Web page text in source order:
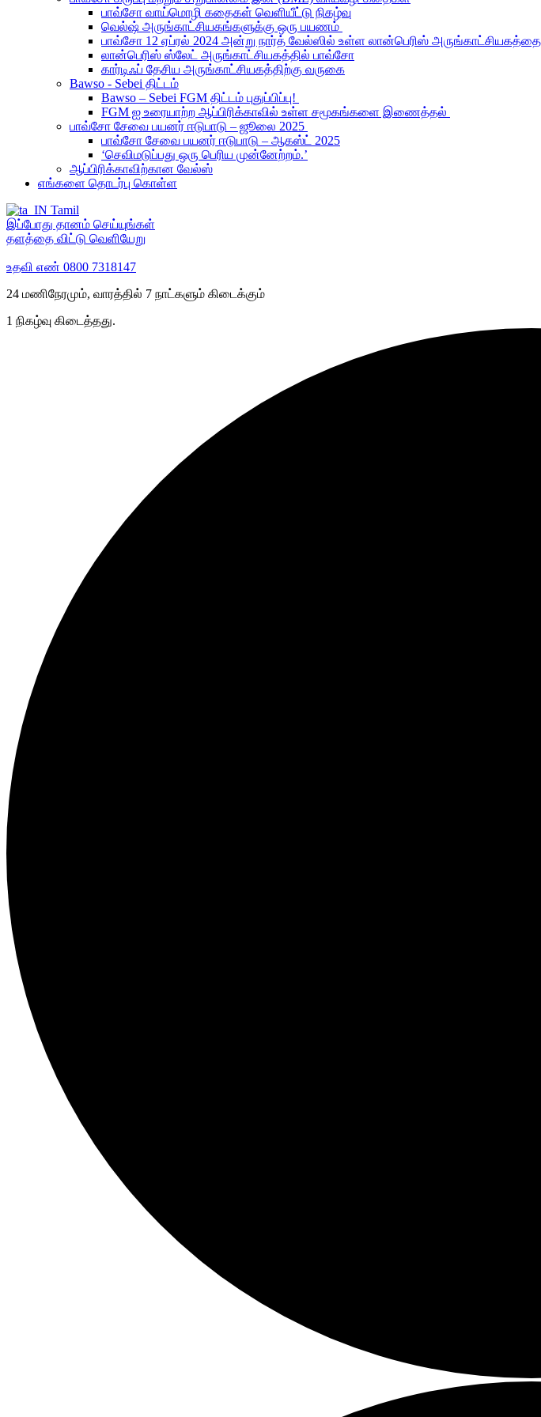
பாவ்சோ வாய்மொழி கதைகள் வெளியீட்டு நிகழ்வு
வெல்ஷ் அருங்காட்சியகங்களுக்கு ஒரு பயணம்
பாவ்சோ 12 ஏப்ரல் 2024 அன்று நார்த் வேல்ஸில் உள்ள லான்பெரிஸ் அருங்காட்சியகத்தைப்
லான்பெரிஸ் ஸ்லேட் அருங்காட்சியகத்தில் பாவ்சோ
கார்டிஃப் தேசிய அருங்காட்சியகத்திற்கு வருகை
Bawso - Sebei திட்டம்
Bawso – Sebei FGM திட்டம் புதுப்பிப்பு!
FGM ஐ உரையாற்ற ஆப்பிரிக்காவில் உள்ள சமூகங்களை இணைத்தல்
பாவ்சோ சேவை பயனர் ஈடுபாடு – ஜூலை 2025
பாவ்சோ சேவை பயனர் ஈடுபாடு – ஆகஸ்ட் 2025
‘செவிமடுப்பது ஒரு பெரிய முன்னேற்றம்.’
ஆப்பிரிக்காவிற்கான வேல்ஸ்
எங்களை தொடர்பு கொள்ள
Tamil
இப்போது தானம் செய்யுங்கள்
தளத்தை விட்டு வெளியேறு
உதவி எண் 0800 7318147
24 மணிநேரமும், வாரத்தில் 7 நாட்களும் கிடைக்கும்
1 நிகழ்வு கிடைத்தது.